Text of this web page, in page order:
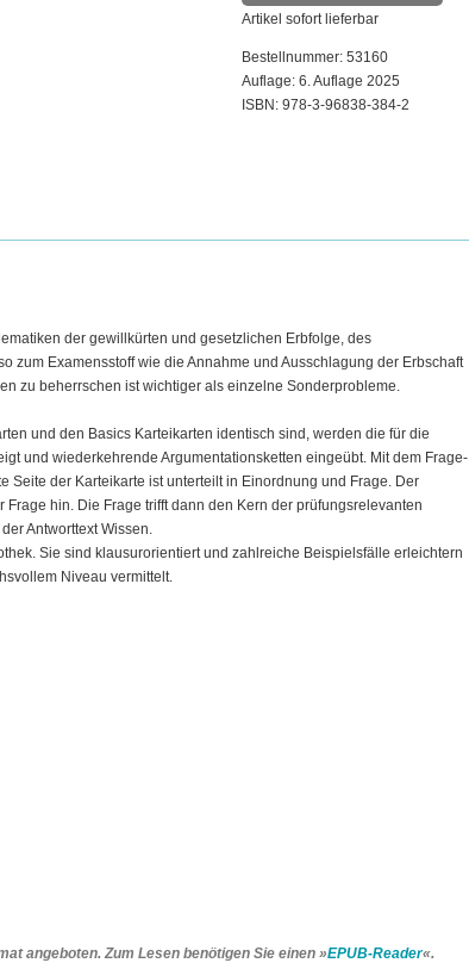
Artikel sofort lieferbar
Bestellnummer: 53160
Auflage: 6. Auflage 2025
ISBN: 978-3-96838-384-2
der gewillkürten und gesetzlichen Erbfolge, des
zum Examensstoff wie die Annahme und Ausschlagung der Erbschaft
zu beherrschen ist wichtiger als einzelne Sonderprobleme.
und den Basics Karteikarten identisch sind, werden die für die
und wiederkehrende Argumentationsketten eingeübt. Mit dem Frage-
Seite der Karteikarte ist unterteilt in Einordnung und Frage. Der
hin. Die Frage trifft dann den Kern der prüfungsrelevanten
Antworttext Wissen.
Sie sind klausurorientiert und zahlreiche Beispielsfälle erleichtern
Niveau vermittelt.
angeboten. Zum Lesen benötigen Sie einen »EPUB-Reader«.